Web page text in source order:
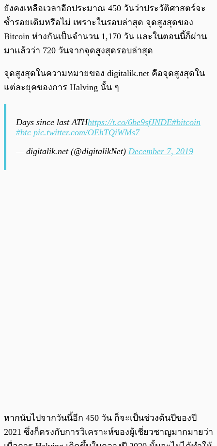
ยังคงเหลือเวลาอีกประมาณ 450 วันว่าประวัติศาสตร์จะ
ซ้ำรอยเดิมหรือไม่ เพราะในรอบล่าสุด จุดสูงสุดของ
Bitcoin ห่างกันเป็นจำนวน 1,170 วัน และในตอนนี้ก็ผ่าน
มาแล้วว่า 720 วันจากจุดสูงสุดรอบล่าสุด
จุดสูงสุดในความหมายของ digitalik.net คือจุดสูงสุดใน
แต่ละยุคของการ Halving นั้น ๆ
Days since last ATHhttps://t.co/6be9sfJNDE#bitcoin
#btc pic.twitter.com/OEhTQiWMs7
— digitalik.net (@digitalikNet) December 7, 2019
หากนับไปจากวันนี้อีก 450 วัน ก็จะเป็นช่วงต้นปีของปี
2021 ซึ่งก็ตรงกับการวิเคราะห์ของผู้เชี่ยวชาญมากมายว่า